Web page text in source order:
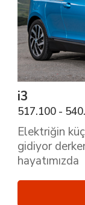
i3
517.100 -
Elektriğin
gidiyor
hayatımızda